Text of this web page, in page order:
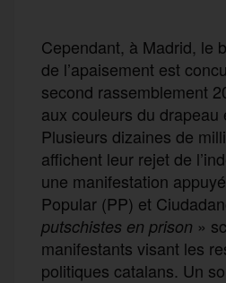
Cependant, à Madrid, le
de l’apaisement est
second rassemblement
aux couleurs du drapeau
Plusieurs dizaines de
affichent leur rejet de
une manifestation
Popular (PP) et
putschistes en prison »
manifestants visant les
politiques catalans. Un